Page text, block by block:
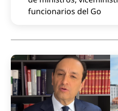
funcionarios del Go